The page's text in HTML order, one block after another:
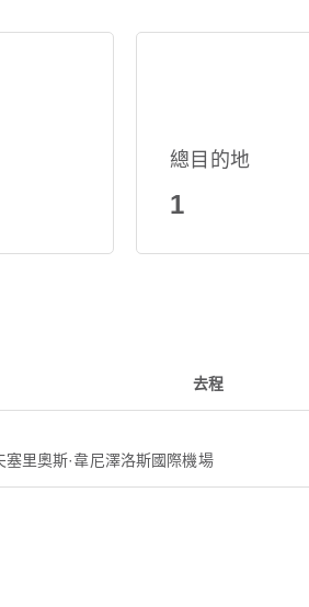
總目的地
1
去程
塞里奧斯·韋尼澤洛斯國際機場